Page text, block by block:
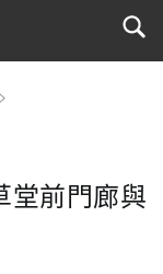
堂前門廊與